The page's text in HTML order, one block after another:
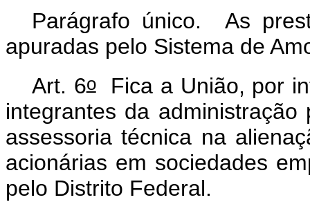
Parágrafo único. As
apuradas pelo Sistema de
Art. 6oFica a União, por
integrantes da
assessoria técnica na
acionárias em sociedades
pelo Distrito Federal.